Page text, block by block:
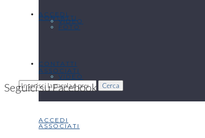
ACCEDI
CONTATTI
CONTATTI
Cerca
VIDEO
ASSOCIATI
ACCEDI
FOTO
VIDEO
ASSOCIATI
Seguici su Facebook